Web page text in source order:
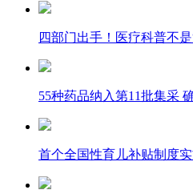
四部门出手！医疗科普不
55种药品纳入第11批集采
首个全国性育儿补贴制度